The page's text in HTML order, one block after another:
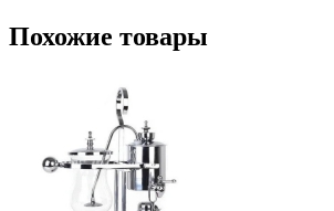
Похожие товары